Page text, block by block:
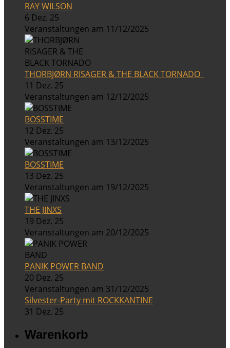
RAY WILSON
6 Dez. 25
Veranstaltungen am 11/12/2025
THORBJØRN RISAGER & THE BLACK TORNADO
11 Dez. 25
Veranstaltungen am 12/12/2025
BOSSTIME
12 Dez. 25
Veranstaltungen am 13/12/2025
BOSSTIME
13 Dez. 25
Veranstaltungen am 19/12/2025
THE JINXS
19 Dez. 25
Veranstaltungen am 20/12/2025
PANIK POWER BAND
20 Dez. 25
Veranstaltungen am 31/12/2025
Silvester-Party mit ROCKKANTINE
31 Dez. 25
Warenkorb